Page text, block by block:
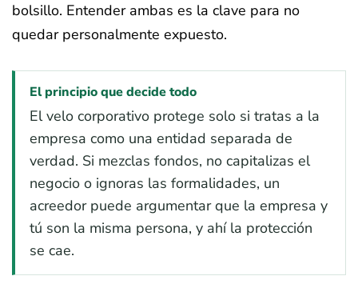
bolsillo. Entender ambas es la clave para no
quedar personalmente expuesto.
El principio que decide todo
El velo corporativo protege solo si tratas a la
empresa como una entidad separada de
verdad. Si mezclas fondos, no capitalizas el
negocio o ignoras las formalidades, un
acreedor puede argumentar que la empresa y
tú son la misma persona, y ahí la protección
se cae.